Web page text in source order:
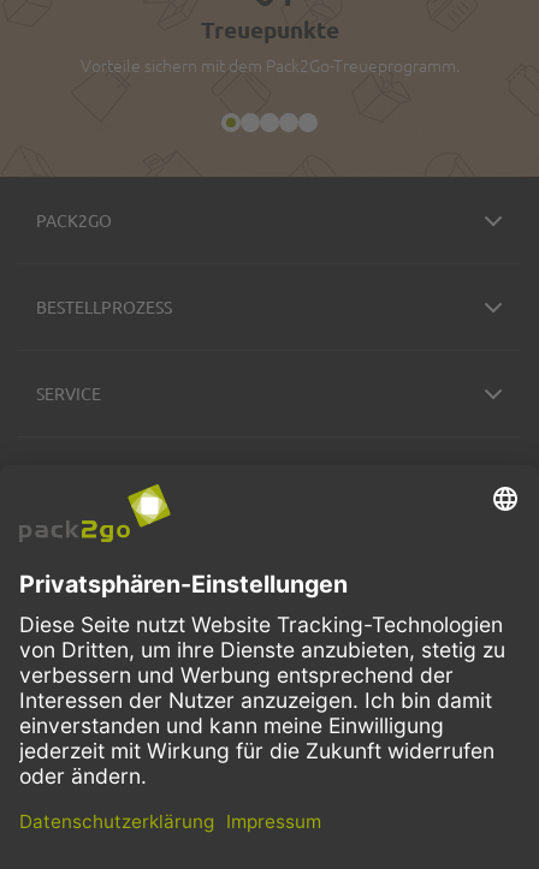
Treuepunkte
Vorteile sichern mit dem Pack2Go-Treueprogramm.
PACK2GO
BESTELLPROZESS
SERVICE
VERSANDARTEN
FacebookInstagramLinkedIn